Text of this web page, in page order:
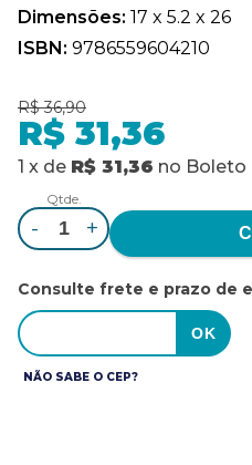
Dimensões: 17 x 5.2 x 26
ISBN: 9786559604210
R$ 36,90
R$ 31,36
1 x de R$ 31,36 no Boleto
Qtde.
- +
Consulte frete e prazo de
NÃO SABE O CEP?